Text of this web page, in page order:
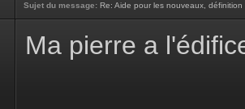
Sujet du message: Re: Aide pour les nouveaux,
Ma pierre a